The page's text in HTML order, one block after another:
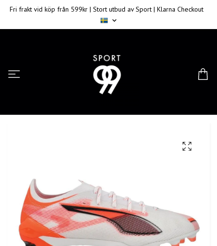
Fri frakt vid köp från 599kr | Stort utbud av Sport | Klarna Checkout